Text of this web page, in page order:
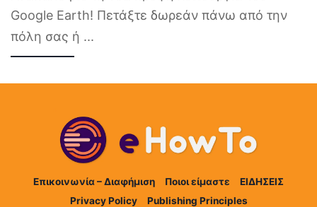
πετάξεις πάνω από το σπίτι
σου χωρίς να κατεβάσεις
Google Earth! Πετάξτε δωρεάν πάνω από την
πόλη σας ή...